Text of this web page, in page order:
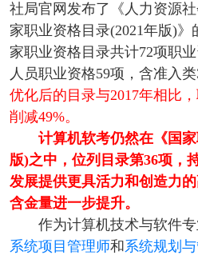
社局官网发布了《人力资源
家职业资格目录(2021年版)》
家职业资格目录共计72项职
人员职业资格59项，含准入
优化后的目录与2017年相比
削减49%。
计算机软考仍然在《国
版)之中，位列目录第36项，
发展提供更具活力和创造力
含金量进一步提升。
作为计算机技术与软件
系统项目管理师和系统规划